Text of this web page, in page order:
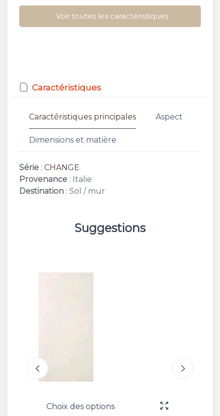
Voir toutes les caractéristiques
Caractéristiques
Caractéristiques principales Aspect
Dimensions et matière
Série : CHANGE
Provenance : Italie
Destination : Sol / mur
Suggestions
Choix des options